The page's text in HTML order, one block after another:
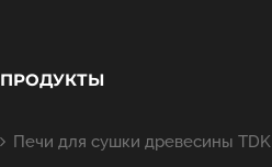
ПРОДУКТЫ
Печи для сушки древесины TDK